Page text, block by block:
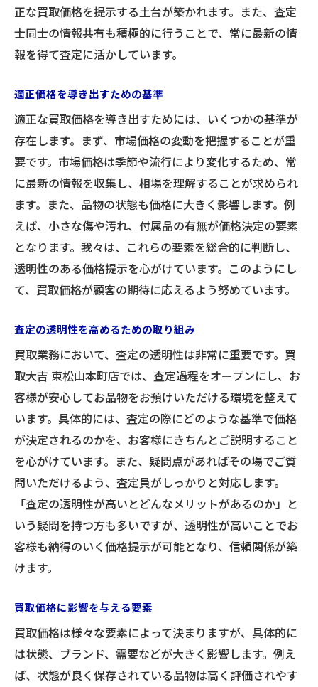
正な買取価格を提示する土台が築かれます。また、査定
士同士の情報共有も積極的に行うことで、常に最新の情
報を得て査定に活かしています。
適正価格を導き出すための基準
適正な買取価格を導き出すためには、いくつかの基準が
存在します。まず、市場価格の変動を把握することが重
要です。市場価格は季節や流行により変化するため、常
に最新の情報を収集し、相場を理解することが求められ
ます。また、品物の状態も価格に大きく影響します。例
えば、小さな傷や汚れ、付属品の有無が価格決定の要素
となります。我々は、これらの要素を総合的に判断し、
透明性のある価格提示を心がけています。このようにし
て、買取価格が顧客の期待に応えるよう努めています。
査定の透明性を高めるための取り組み
買取業務において、査定の透明性は非常に重要です。買
取大吉 東松山本町店では、査定過程をオープンにし、お
客様が安心してお品物をお預けいただける環境を整えて
います。具体的には、査定の際にどのような基準で価格
が決定されるのかを、お客様にきちんとご説明すること
を心がけています。また、疑問点があればその場でご質
問いただけるよう、査定員がしっかりと対応します。
「査定の透明性が高いとどんなメリットがあるのか」と
いう疑問を持つ方も多いですが、透明性が高いことでお
客様も納得のいく価格提示が可能となり、信頼関係が築
けます。
買取価格に影響を与える要素
買取価格は様々な要素によって決まりますが、具体的に
は状態、ブランド、需要などが大きく影響します。例え
ば、状態が良く保存されている品物は高く評価されやす